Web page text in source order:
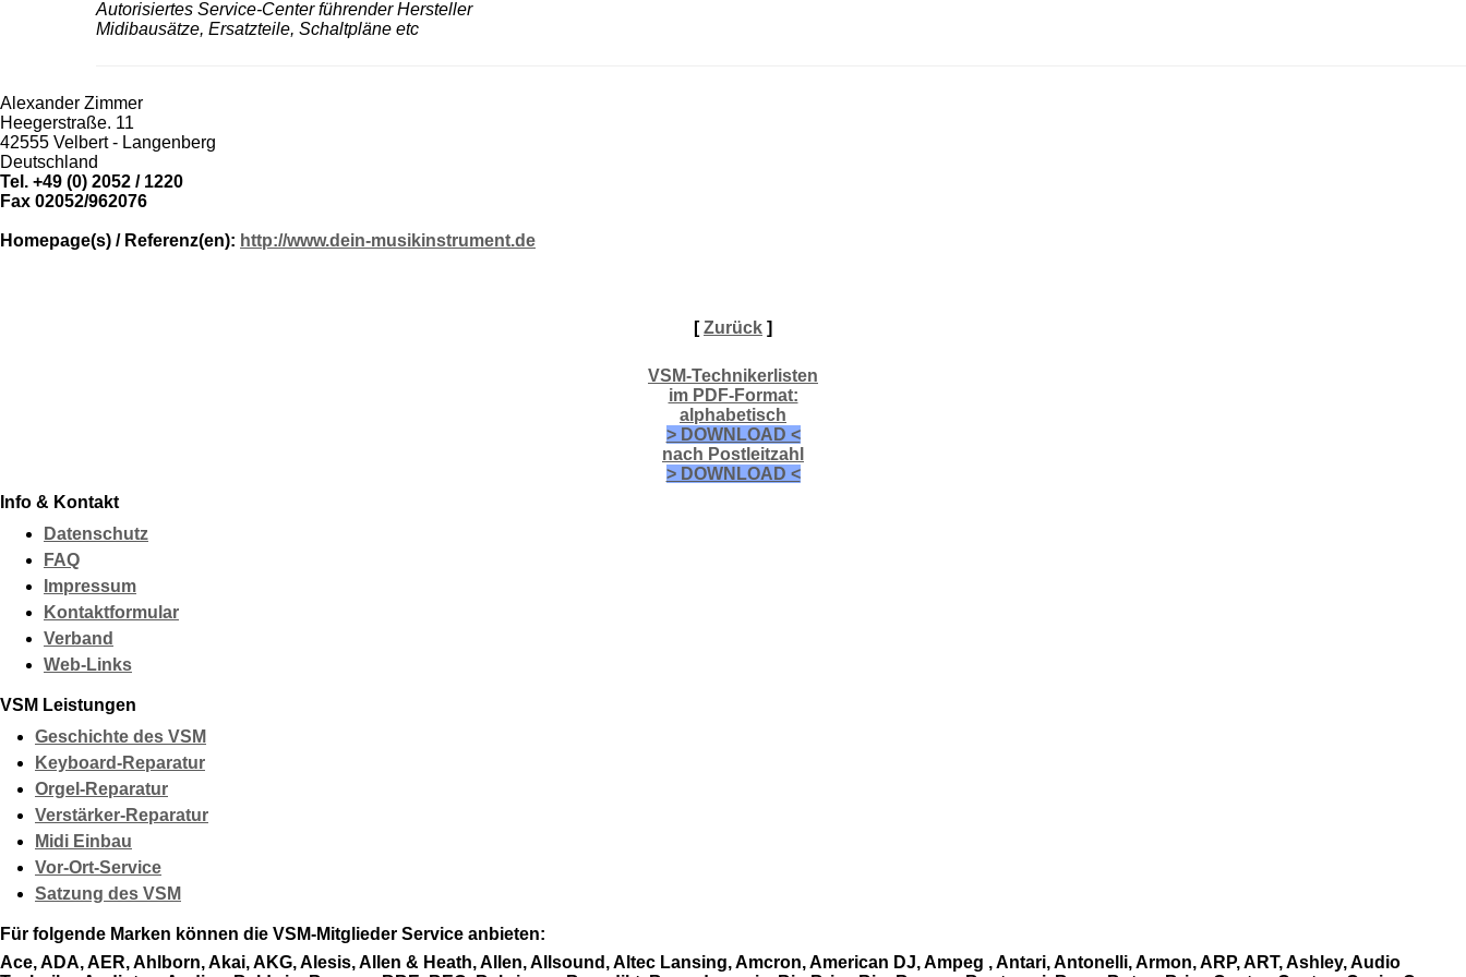
Autorisiertes Service-Center führender Hersteller
Midibausätze, Ersatzteile, Schaltpläne etc
Alexander Zimmer
Heegerstraße. 11
42555 Velbert - Langenberg
Deutschland
Tel. +49 (0) 2052 / 1220
Fax 02052/962076
Homepage(s) / Referenz(en): http://www.dein-musikinstrument.de
[Zurück ]
VSM-Technikerlisten
im PDF-Format:
alphabetisch
> DOWNLOAD <
nach Postleitzahl
> DOWNLOAD <
Info & Kontakt
Datenschutz
FAQ
Impressum
Kontaktformular
Verband
Web-Links
VSM Leistungen
Geschichte des VSM
Keyboard-Reparatur
Orgel-Reparatur
Verstärker-Reparatur
Midi Einbau
Vor-Ort-Service
Satzung des VSM
Für folgende Marken können die VSM-Mitglieder Service anbieten:
Ace, ADA, AER, Ahlborn, Akai, AKG, Alesis, Allen & Heath, Allen, Allsound, Altec Lansing, Amcron, American DJ, Ampeg , Antari, Antonelli, Armon, ARP, ART, Ashley, Audio